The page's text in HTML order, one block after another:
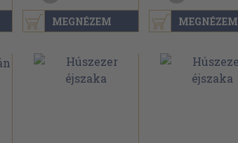
MEGNÉZEM MEGNÉZEM